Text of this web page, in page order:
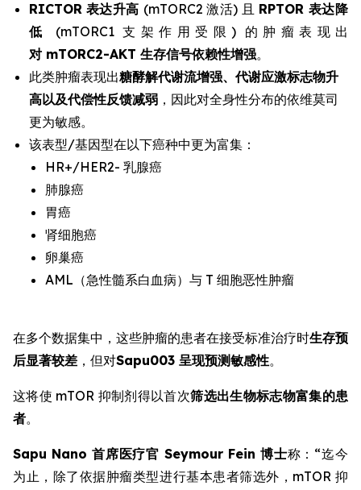
RICTOR 表达升高 (mTORC2 激活) 且 RPTOR 表达降
低
(mTORC1 支架作用受限) 的肿瘤表现出
对 mTORC2-AKT 生存信号依赖性增强。
此类肿瘤表现出糖酵解代谢流增强、代谢应激标志物升
高以及代偿性反馈减弱 ，因此对全身性分布的依维莫司
更为敏感。
该表型/基因型在以下癌种中更为富集：
HR+/HER2- 乳腺癌
肺腺癌
胃癌
肾细胞癌
卵巢癌
AML（急性髓系白血病）与 T 细胞恶性肿瘤
在多个数据集中，这些肿瘤的患者在接受标准治疗时生存预
后显著较差 ，但对Sapu003 呈现预测敏感性。
这将使 mTOR 抑制剂得以首次筛选出生物标志物富集的患
者。
Sapu Nano 首席医疗官 Seymour Fein 博士称：“迄今
为止，除了依据肿瘤类型进行基本患者筛选外，mTOR 抑